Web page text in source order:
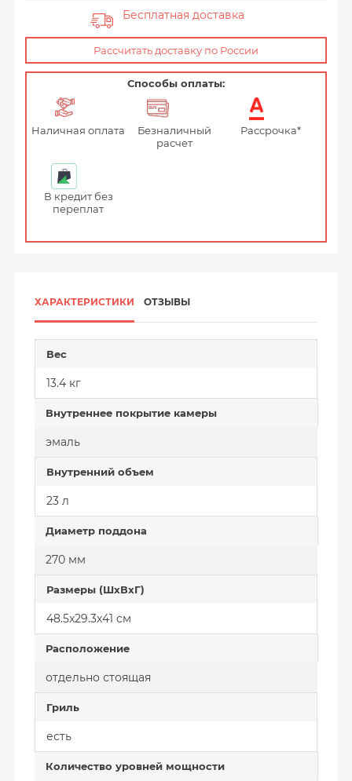
Бесплатная доставка
Рассчитать доставку по России
Способы оплаты:
Наличная оплата
Безналичный
расчет
Рассрочка*
В кредит без
переплат
ХАРАКТЕРИСТИКИ ОТЗЫВЫ
Вес
13.4 кг
Внутреннее покрытие камеры
эмаль
Внутренний объем
23 л
Диаметр поддона
270 мм
Размеры (ШxВxГ)
48.5x29.3x41 cм
Расположение
отдельно стоящая
Гриль
есть
Количество уровней мощности